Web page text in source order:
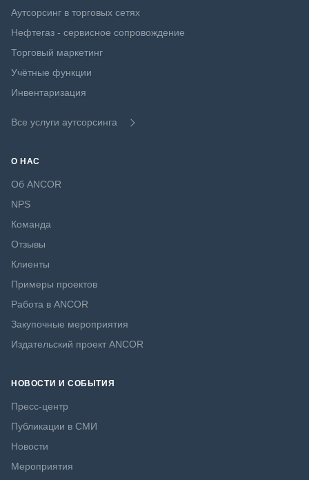
Аутсорсинг в торговых сетях
Нефтегаз - сервисное сопровождение
Торговый маркетинг
Учётные функции
Инвентаризация
Все услуги аутсорсинга
О НАС
Об ANCOR
NPS
Команда
Отзывы
Клиенты
Примеры проектов
Работа в ANCOR
Закупочные мероприятия
Издательский проект ANCOR
НОВОСТИ И СОБЫТИЯ
Пресс-центр
Публикации в СМИ
Новости
Мероприятия